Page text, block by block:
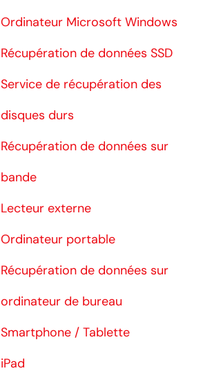
Ordinateur Microsoft Windows
Récupération de données SSD
Service de récupération des
disques durs
Récupération de données sur
bande
Lecteur externe
Ordinateur portable
Récupération de données sur
ordinateur de bureau
Smartphone / Tablette
iPad